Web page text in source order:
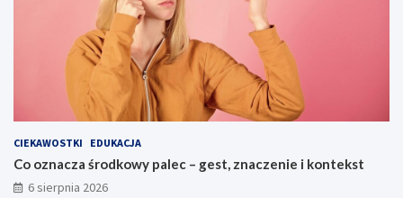
CIEKAWOSTKI EDUKACJA
Co oznacza środkowy palec – gest, znaczenie i kontekst
6 sierpnia 2026